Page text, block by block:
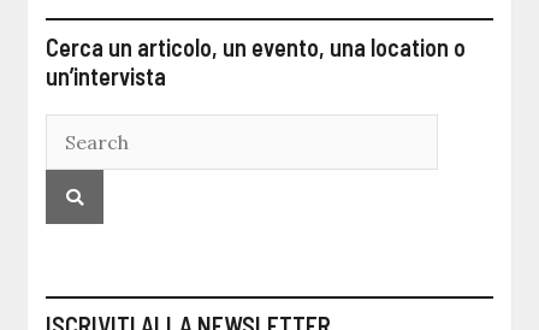
Cerca un articolo, un evento, una location o
un’intervista